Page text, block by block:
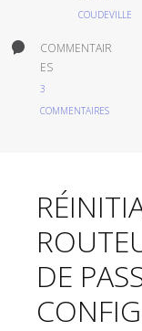
COUDEVILLE
COMMENTAIR
ES
3
COMMENTAIRES
DE